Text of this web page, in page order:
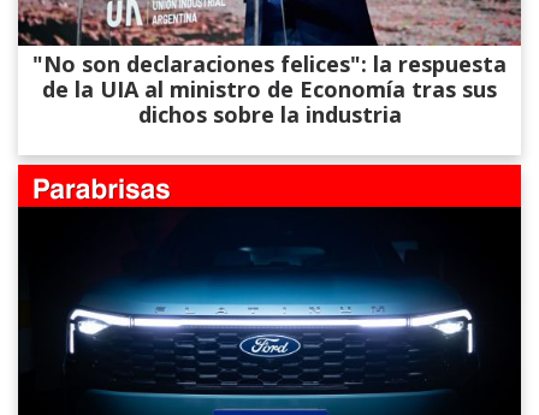
"No son declaraciones felices": la respuesta
de la UIA al ministro de Economía tras sus
dichos sobre la industria